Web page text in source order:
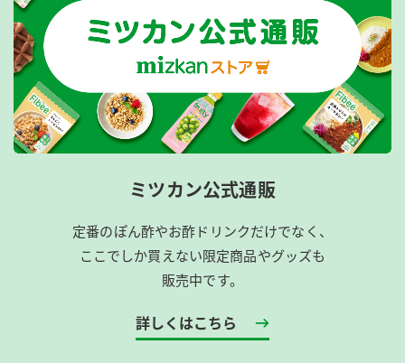
ミツカン公式通販
定番のぽん酢やお酢ドリンクだけでなく、
ここでしか買えない限定商品やグッズも
販売中です。
詳しくはこちら